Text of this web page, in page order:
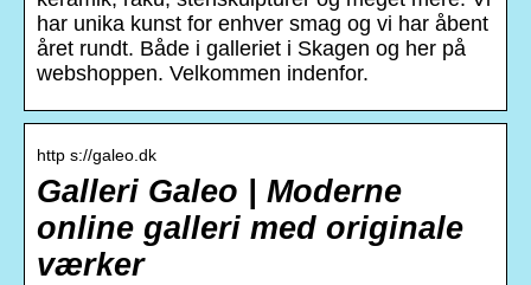
har unika kunst for enhver smag og vi har åbent
året rundt. Både i galleriet i Skagen og her på
webshoppen. Velkommen indenfor.
http s://galeo.dk
Galleri Galeo | Moderne
online galleri med originale
værker